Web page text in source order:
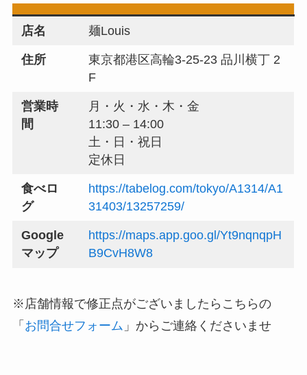
店名 麺Louis
住所
東京都港区高輪3-25-23 品川横丁 2
F
営業時
間
月・火・水・木・金
11:30 – 14:00
土・日・祝日
定休日
食べロ
グ
https://tabelog.com/tokyo/A1314/A1
31403/13257259/
Google
マップ
https://maps.app.goo.gl/Yt9nqnqpH
B9CvH8W8
※店舗情報で修正点がございましたらこちらの
「 お問合せフォーム 」からご連絡くださいませ